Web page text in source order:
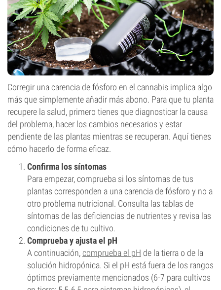
Corregir una carencia de fósforo en el cannabis implica algo
más que simplemente añadir más abono. Para que tu planta
recupere la salud, primero tienes que diagnosticar la causa
del problema, hacer los cambios necesarios y estar
pendiente de las plantas mientras se recuperan. Aquí tienes
cómo hacerlo de forma eficaz.
Confirma los síntomas
Para empezar, comprueba si los síntomas de tus
plantas corresponden a una carencia de fósforo y no a
otro problema nutricional. Consulta las tablas de
síntomas de las deficiencias de nutrientes y revisa las
condiciones de tu cultivo.
Comprueba y ajusta el pH
A continuación,comprueba el pH de la tierra o de la
solución hidropónica. Si el pH está fuera de los rangos
óptimos previamente mencionados (6-7 para cultivos